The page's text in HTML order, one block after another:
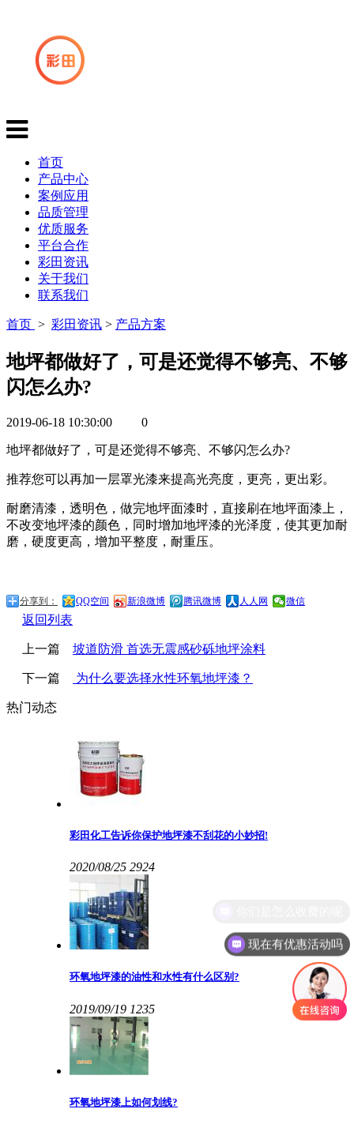
首页
产品中心
案例应用
品质管理
优质服务
平台合作
彩田资讯
关于我们
联系我们
首页 > 彩田资讯 > 产品方案
地坪都做好了，可是还觉得不够亮、不够
闪怎么办?
2019-06-18 10:30:00 0
地坪都做好了，可是还觉得不够亮、不够闪怎么办?
推荐您可以再加一层罩光漆来提高光亮度，更亮，更出彩。
耐磨清漆，透明色，做完地坪面漆时，直接刷在地坪面漆上，
不改变地坪漆的颜色，同时增加地坪漆的光泽度，使其更加耐
磨，硬度更高，增加平整度，耐重压。
分享到： QQ空间 新浪微博 腾讯微博 人人网 微信
返回列表
上一篇 坡道防滑 首选无震感砂砾地坪涂料
下一篇 为什么要选择水性环氧地坪漆？
热门动态
彩田化工告诉你保护地坪漆不刮花的小妙招!
2020/08/25 2924
环氧地坪漆的油性和水性有什么区别?
2019/09/19 1235
环氧地坪漆上如何划线?
现在有优惠活动吗